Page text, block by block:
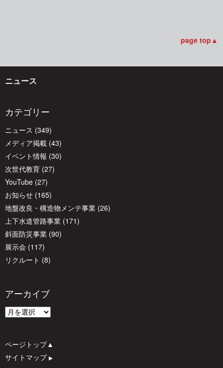
ゲ
ー
シ
ョ
ン
page top▲
ニュース
カテゴリー
ニュース (349)
メディア掲載 (43)
イベント情報 (30)
次世代教育 (27)
YouTube (27)
お知らせ (165)
地盤改良・構造物メンテ事業 (26)
上下水道管路事業 (171)
斜面防災事業 (90)
展示会 (117)
リクルート (8)
アーカイブ
ア
ブ
ページトップ▲
サイトマップ ▲